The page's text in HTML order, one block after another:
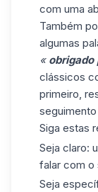
com uma
Também
algumas
« obrigado
clássicos
primeiro,
Siga estas
Seja claro:
falar com o
Seja